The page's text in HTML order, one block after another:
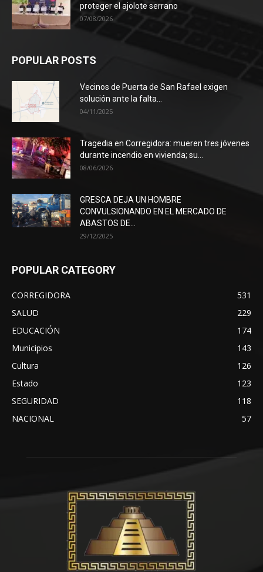
proteger el ajolote serrano
07/08/2026
POPULAR POSTS
Vecinos de Puerta de San Rafael exigen
solución ante la falta...
04/11/2025
Tragedia en Corregidora: mueren tres jóvenes
durante incendio en vivienda; su...
08/06/2026
GRESCA DEJA UN HOMBRE
CONVULSIONANDO EN EL MERCADO DE
ABASTOS DE...
29/12/2025
POPULAR CATEGORY
CORREGIDORA
531
SALUD
229
EDUCACIÓN
174
Municipios
143
Cultura
126
Estado
123
SEGURIDAD
118
NACIONAL
57